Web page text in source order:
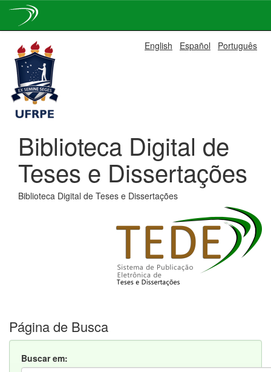
navigation
English Español Português
Biblioteca Digital de
Teses e Dissertações
Biblioteca Digital de Teses e Dissertações
Página de Busca
Buscar em: